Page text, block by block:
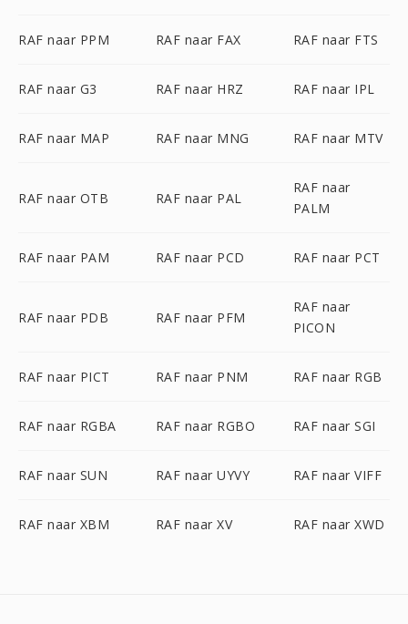
RAF naar PPM RAF naar FAX RAF naar FTS
RAF naar G3 RAF naar HRZ RAF naar IPL
RAF naar MAP RAF naar MNG RAF naar MTV
RAF naar OTB RAF naar PAL
RAF naar
PALM
RAF naar PAM RAF naar PCD RAF naar PCT
RAF naar PDB RAF naar PFM
RAF naar
PICON
RAF naar PICT RAF naar PNM RAF naar RGB
RAF naar RGBA RAF naar RGBO RAF naar SGI
RAF naar SUN RAF naar UYVY RAF naar VIFF
RAF naar XBM RAF naar XV RAF naar XWD